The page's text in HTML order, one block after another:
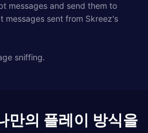
messages and send them to
sent from Skreez's
sniffing.
만의 플레이 방식을